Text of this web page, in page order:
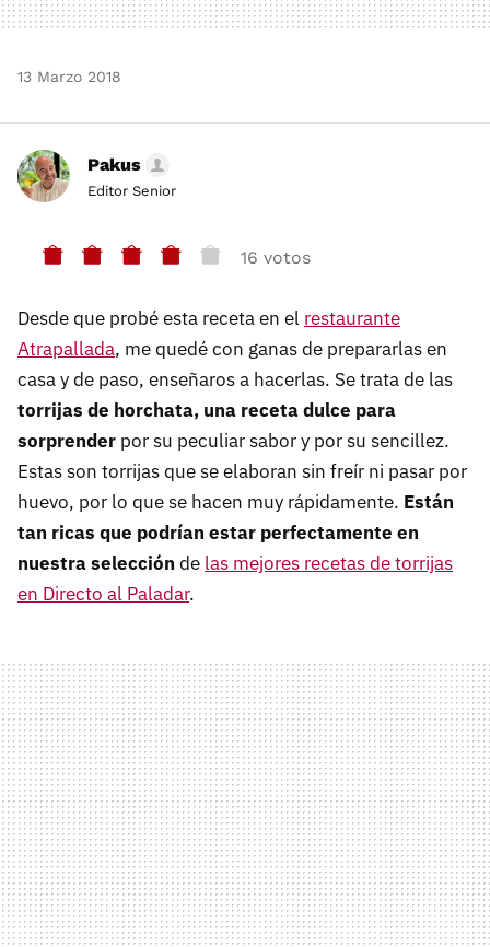
13 Marzo 2018
Pakus
Editor Senior
16 votos
Desde que probé esta receta en el restaurante
Atrapallada, me quedé con ganas de prepararlas en
casa y de paso, enseñaros a hacerlas. Se trata de las
torrijas de horchata, una receta dulce para
sorprender por su peculiar sabor y por su sencillez.
Estas son torrijas que se elaboran sin freír ni pasar por
huevo, por lo que se hacen muy rápidamente. Están
tan ricas que podrían estar perfectamente en
nuestra selección de las mejores recetas de torrijas
en Directo al Paladar.